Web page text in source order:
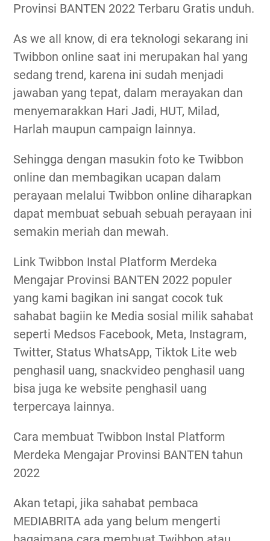
Provinsi BANTEN 2022 Terbaru Gratis unduh.
As we all know, di era teknologi sekarang ini
Twibbon online saat ini merupakan hal yang
sedang trend, karena ini sudah menjadi
jawaban yang tepat, dalam merayakan dan
menyemarakkan Hari Jadi, HUT, Milad,
Harlah maupun campaign lainnya.
Sehingga dengan masukin foto ke Twibbon
online dan membagikan ucapan dalam
perayaan melalui Twibbon online diharapkan
dapat membuat sebuah sebuah perayaan ini
semakin meriah dan mewah.
Link Twibbon Instal Platform Merdeka
Mengajar Provinsi BANTEN 2022 populer
yang kami bagikan ini sangat cocok tuk
sahabat bagiin ke Media sosial milik sahabat
seperti Medsos Facebook, Meta, Instagram,
Twitter, Status WhatsApp, Tiktok Lite web
penghasil uang, snackvideo penghasil uang
bisa juga ke website penghasil uang
terpercaya lainnya.
Cara membuat Twibbon Instal Platform
Merdeka Mengajar Provinsi BANTEN tahun
2022
Akan tetapi, jika sahabat pembaca
MEDIABRITA ada yang belum mengerti